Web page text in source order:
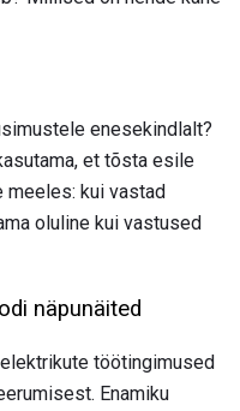
enesekindlalt?
et tõsta esile
meeles: kui vastad
oluline kui vastused
näpunäited
töötingimused
Enamiku